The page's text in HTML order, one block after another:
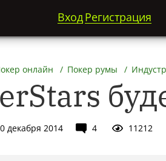
ВходРегистрация
онлайн Покер румы
декабря 2014 4 11212